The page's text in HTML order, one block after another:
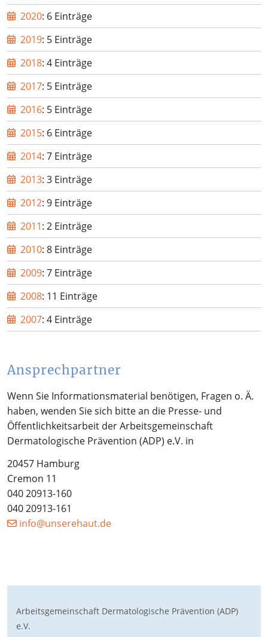
2020: 6 Einträge
2019: 5 Einträge
2018: 4 Einträge
2017: 5 Einträge
2016: 5 Einträge
2015: 6 Einträge
2014: 7 Einträge
2013: 3 Einträge
2012: 9 Einträge
2011: 2 Einträge
2010: 8 Einträge
2009: 7 Einträge
2008: 11 Einträge
2007: 4 Einträge
Ansprechpartner
Wenn Sie Informationsmaterial benötigen, Fragen o. Ä.
haben, wenden Sie sich bitte an die Presse- und
Öffentlichkeitsarbeit der Arbeitsgemeinschaft
Dermatologische Prävention (ADP) e.V. in
20457 Hamburg
Cremon 11
040 20913-160
040 20913-161
ed.tuaheresnu@ofni
Arbeitsgemeinschaft Dermatologische Prävention (ADP)
e.V.